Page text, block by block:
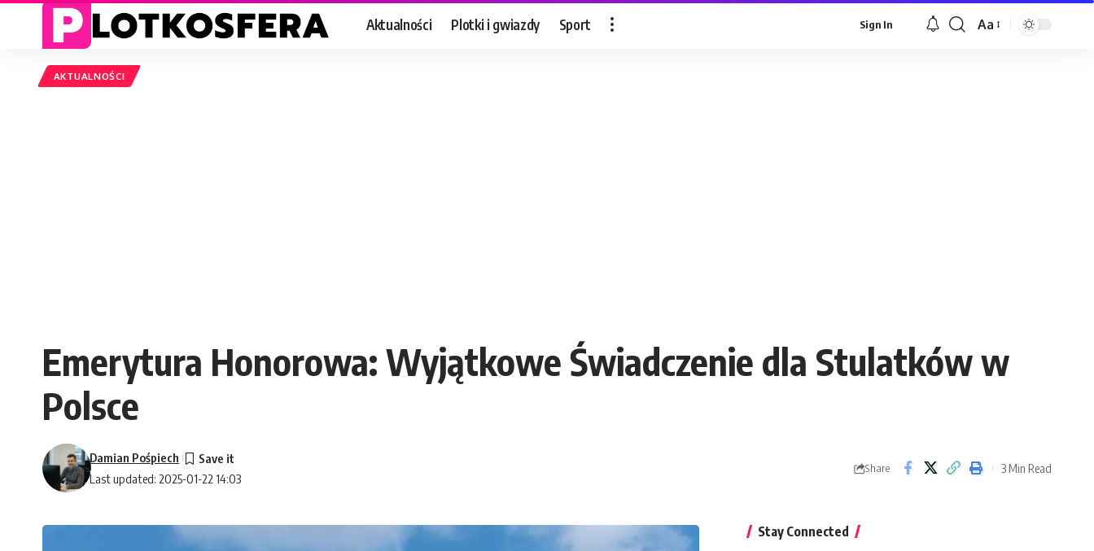
Aktualności Plotki i gwiazdy Sport Sign In
Font
Aa
AKTUALNOŚCI
Emerytura Honorowa: Wyjątkowe Świadczenie dla Stulatków w
Polsce
Last updated: 2025-01-22 14:03
Damian Pośpiech
Share 3 Min Read
Stay Connected